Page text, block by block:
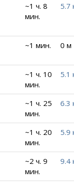
~1 ч. 8
мин.
5.7
~1 мин. 0 м
~1 ч. 10
мин.
5.1
~1 ч. 25
мин.
6.3
~1 ч. 20
мин.
5.9
~2 ч. 9
мин.
9.4